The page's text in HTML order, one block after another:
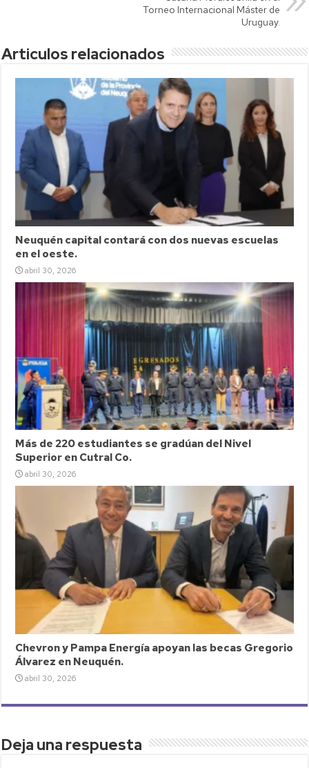
Torneo Internacional Máster de
Uruguay.
Articulos relacionados
Neuquén capital contará con dos nuevas escuelas
en el oeste.
abril 30, 2026
Más de 220 estudiantes se gradúan del Nivel
Superior en Cutral Co.
abril 30, 2026
Chevron y Pampa Energía apoyan las becas Gregorio
Álvarez en Neuquén.
abril 30, 2026
Deja una respuesta